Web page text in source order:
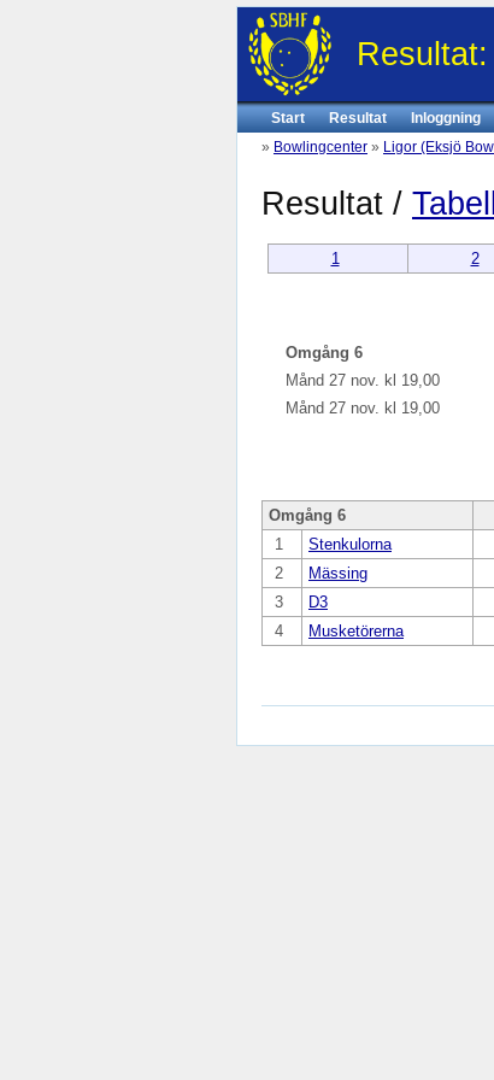
Start Resultat
Inloggning
» Bowlingcenter » Ligor (Eksjö
Resultat / Tabell
1 2
Omgång 6
Månd 27 nov. kl 19,00
Månd 27 nov. kl 19,00
Omgång 6
1
Stenkulorna
2
Mässing
3
D3
4
Musketörerna